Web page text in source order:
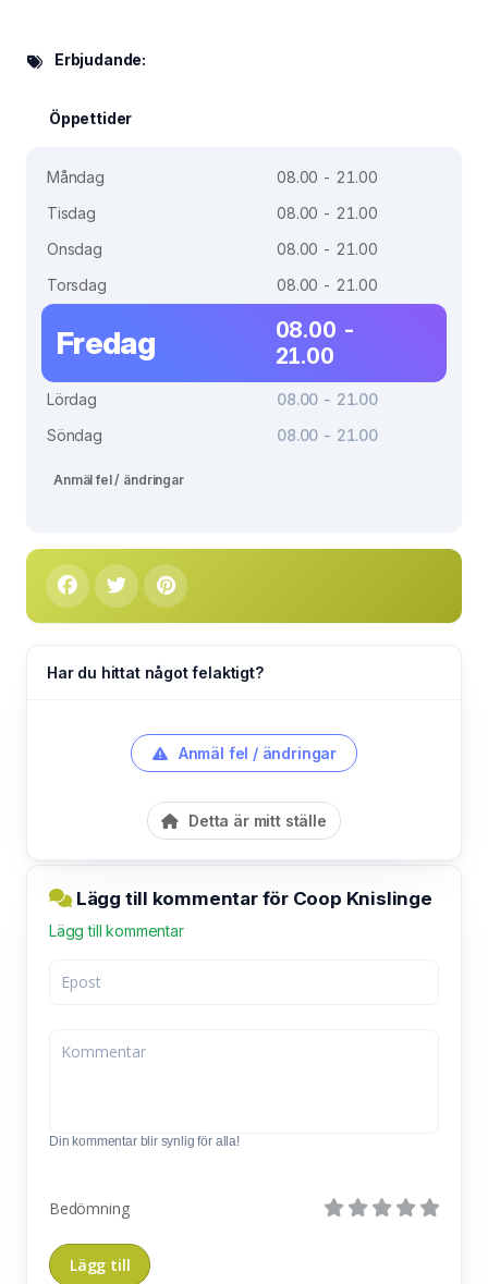
Erbjudande:
Öppettider
Måndag
08.00 - 21.00
Tisdag
08.00 - 21.00
Onsdag
08.00 - 21.00
Torsdag
08.00 - 21.00
Fredag
08.00 -
21.00
Lördag
08.00 - 21.00
Söndag
08.00 - 21.00
Anmäl fel / ändringar
Har du hittat något felaktigt?
Anmäl fel / ändringar
Detta är mitt ställe
Lägg till kommentar för Coop Knislinge
Lägg till kommentar
Din kommentar blir synlig för alla!
Bedömning